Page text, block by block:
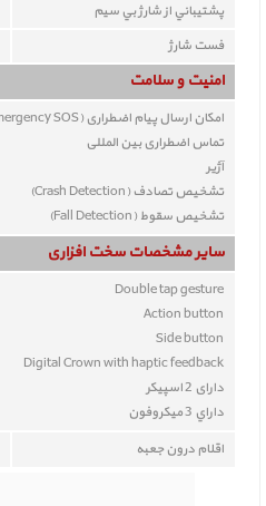
پشتيباني از شارژ بي سيم
فست شارژ
امنیت و سلامت
امکان ارسال پیام اضطراری (Emergency SOS)
تماس اضطراری بین المللی
آژیر
تشخیص تصادف (Crash Detection)
تشخيص سقوط (Fall Detection)
ساير مشخصات سخت افزاری
Double tap gesture
Action button
Side button
Digital Crown with haptic feedback
دارای 2 اسپیکر
داراي 3 ميکروفون
اقلام درون جعبه